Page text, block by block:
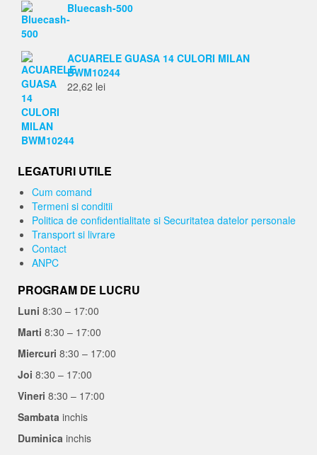
Bluecash-500
ACUARELE GUASA 14 CULORI MILAN
BWM10244
22,62 lei
LEGATURI UTILE
Cum comand
Termeni si conditii
Politica de confidentialitate si Securitatea datelor personale
Transport si livrare
Contact
ANPC
PROGRAM DE LUCRU
Luni 8:30 – 17:00
Marti 8:30 – 17:00
Miercuri 8:30 – 17:00
Joi 8:30 – 17:00
Vineri 8:30 – 17:00
Sambata inchis
Duminica inchis